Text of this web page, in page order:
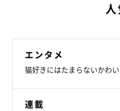
エンタメ
猫好きにはたまらないかわ
連載